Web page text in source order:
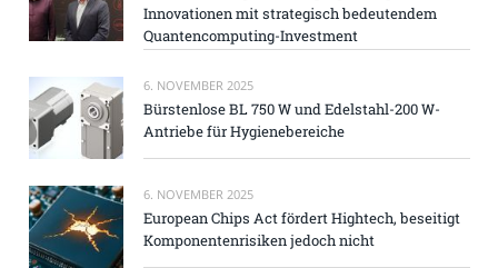
Innovationen mit strategisch bedeutendem
Quantencomputing-Investment
6. NOVEMBER 2025
Bürstenlose BL 750 W und Edelstahl-200 W-
Antriebe für Hygienebereiche
6. NOVEMBER 2025
European Chips Act fördert Hightech, beseitigt
Komponentenrisiken jedoch nicht